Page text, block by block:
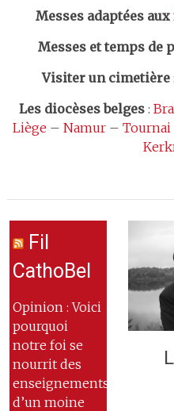
Messes adaptées aux
Messes et temps de
Visiter un cimetière:
Les diocèses belges:
Liège – Namur– Tournai
Fil
CathoBel
Opinion : Voici
pourquoi
notre foi se
nourrit des
enseignements
d’un moine